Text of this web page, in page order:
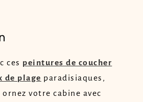
ces peintures de coucher
de plage paradisiaques,
votre cabine avec